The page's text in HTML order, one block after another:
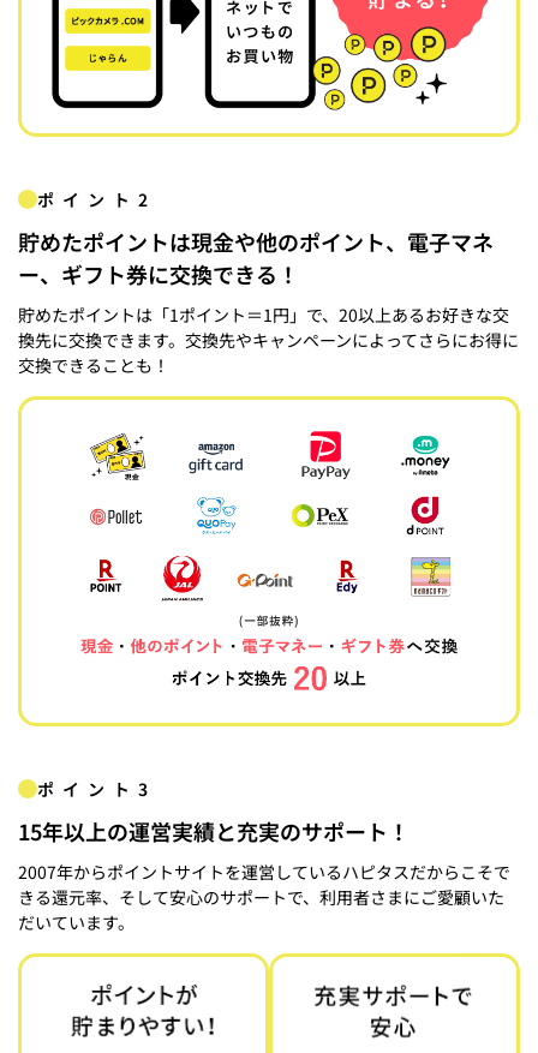
ポイント2
貯めたポイントは現金や他のポイント、電子マネ
ー、ギフト券に交換できる！
貯めたポイントは「1ポイント＝1円」で、20以上あるお好きな交
換先に交換できます。交換先やキャンペーンによってさらにお得に
交換できることも！
ポイント3
15年以上の運営実績と充実のサポート！
2007年からポイントサイトを運営しているハピタスだからこそで
きる還元率、そして安心のサポートで、利用者さまにご愛顧いた
だいています。